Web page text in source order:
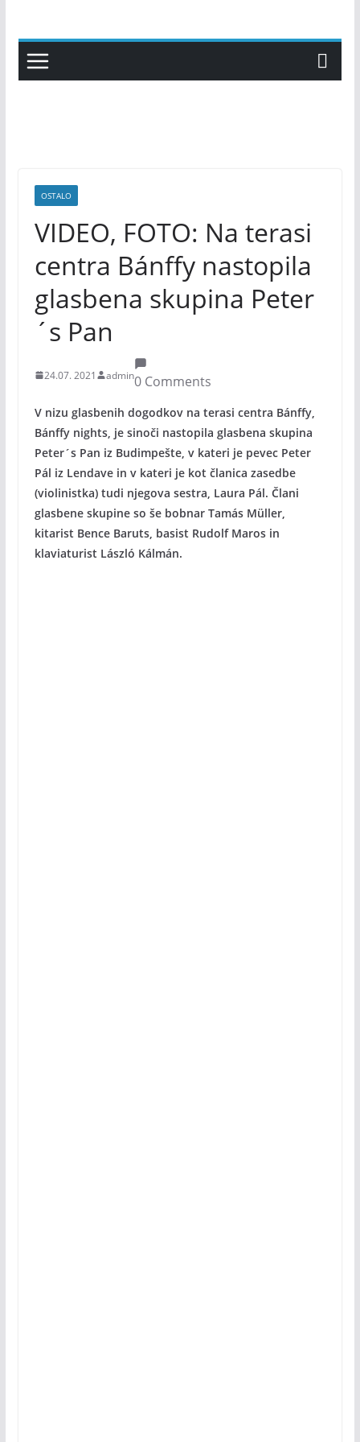
content
OSTALO
VIDEO, FOTO: Na terasi
centra Bánffy nastopila
glasbena skupina Peter
´s Pan
24.07. 2021 admin0 Comments
V nizu glasbenih dogodkov na terasi centra Bánffy,
Bánffy nights, je sinoči nastopila glasbena skupina
Peter´s Pan iz Budimpešte, v kateri je pevec Peter
Pál iz Lendave in v kateri je kot članica zasedbe
(violinistka) tudi njegova sestra, Laura Pál. Člani
glasbene skupine so še bobnar Tamás Müller,
kitarist Bence Baruts, basist Rudolf Maros in
klaviaturist László Kálmán.